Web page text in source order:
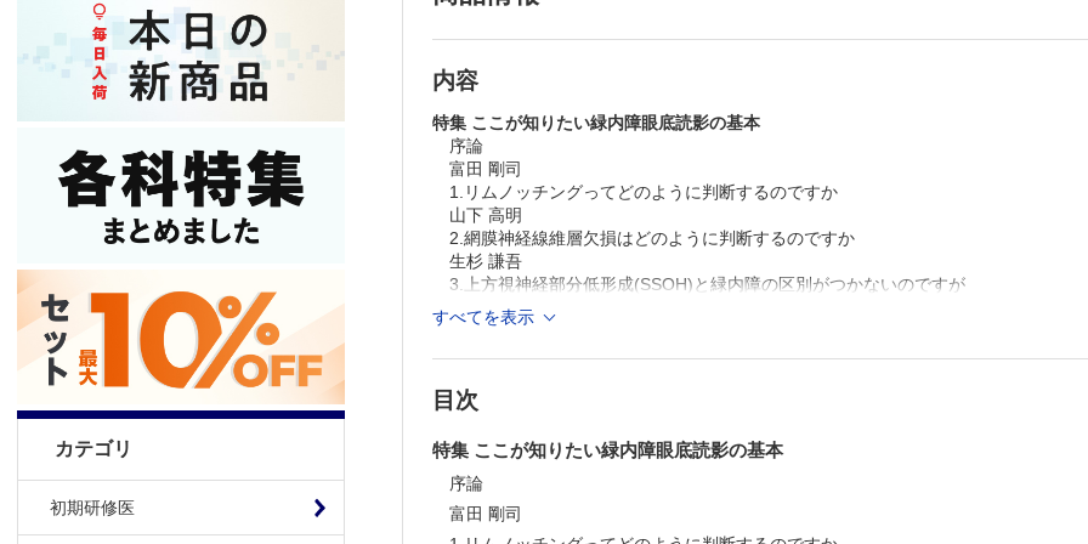
カテゴリ
初期研修医
岩見 千丈
内容
特集 ここが知りたい緑内障眼底読影の基本
序論
富田 剛司
1.リムノッチングってどのように判断するのですか
山下 高明
2.網膜神経線維層欠損はどのように判断するのですか
生杉 謙吾
3.上方視神経部分低形成(SSOH)と緑内障の区別がつかないのですが
金森 章泰
製品のご購入後、「購入済ライセンス一覧」より、オンライン環境で閲覧可能なPDF
推奨ブラウザ： Firefox 最新版 / Google Chrome 最新版 / Safari 最新版
すべてを表示
目次
特集 ここが知りたい緑内障眼底読影の基本
序論
富田 剛司